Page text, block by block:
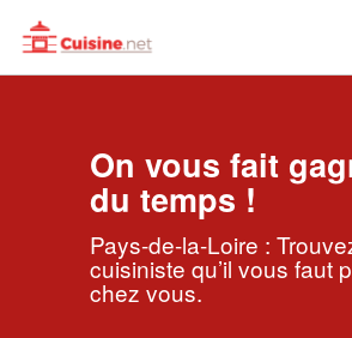
On vous fait
du temps !
Pays-de-la-Loire :
cuisiniste qu’il vous faut
chez vous.